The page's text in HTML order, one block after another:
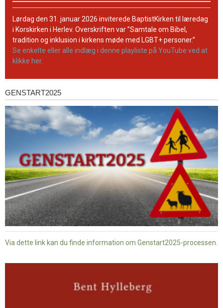
BaptistKirkens
YouTube-
kanal
Lørdag den 31. januar 2026 inviterede BaptistKirken til læredag
i Korskirken i Herlev. Overskriften var ”Samtale om Bibel,
tradition og inklusion i kirkens møde med LGBT+ personer.”
Se enkelte eller alle indlæg i denne playliste på YouTube ved at
klikke her.
Genstart2025
GENSTART2025
Via dette link kan du finde information om Genstart2025-processen.